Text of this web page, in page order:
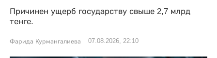
Причинен ущерб государству свыше 2,7 млрд
тенге.
Фарида Курмангалиева 07.08.2026, 22:10